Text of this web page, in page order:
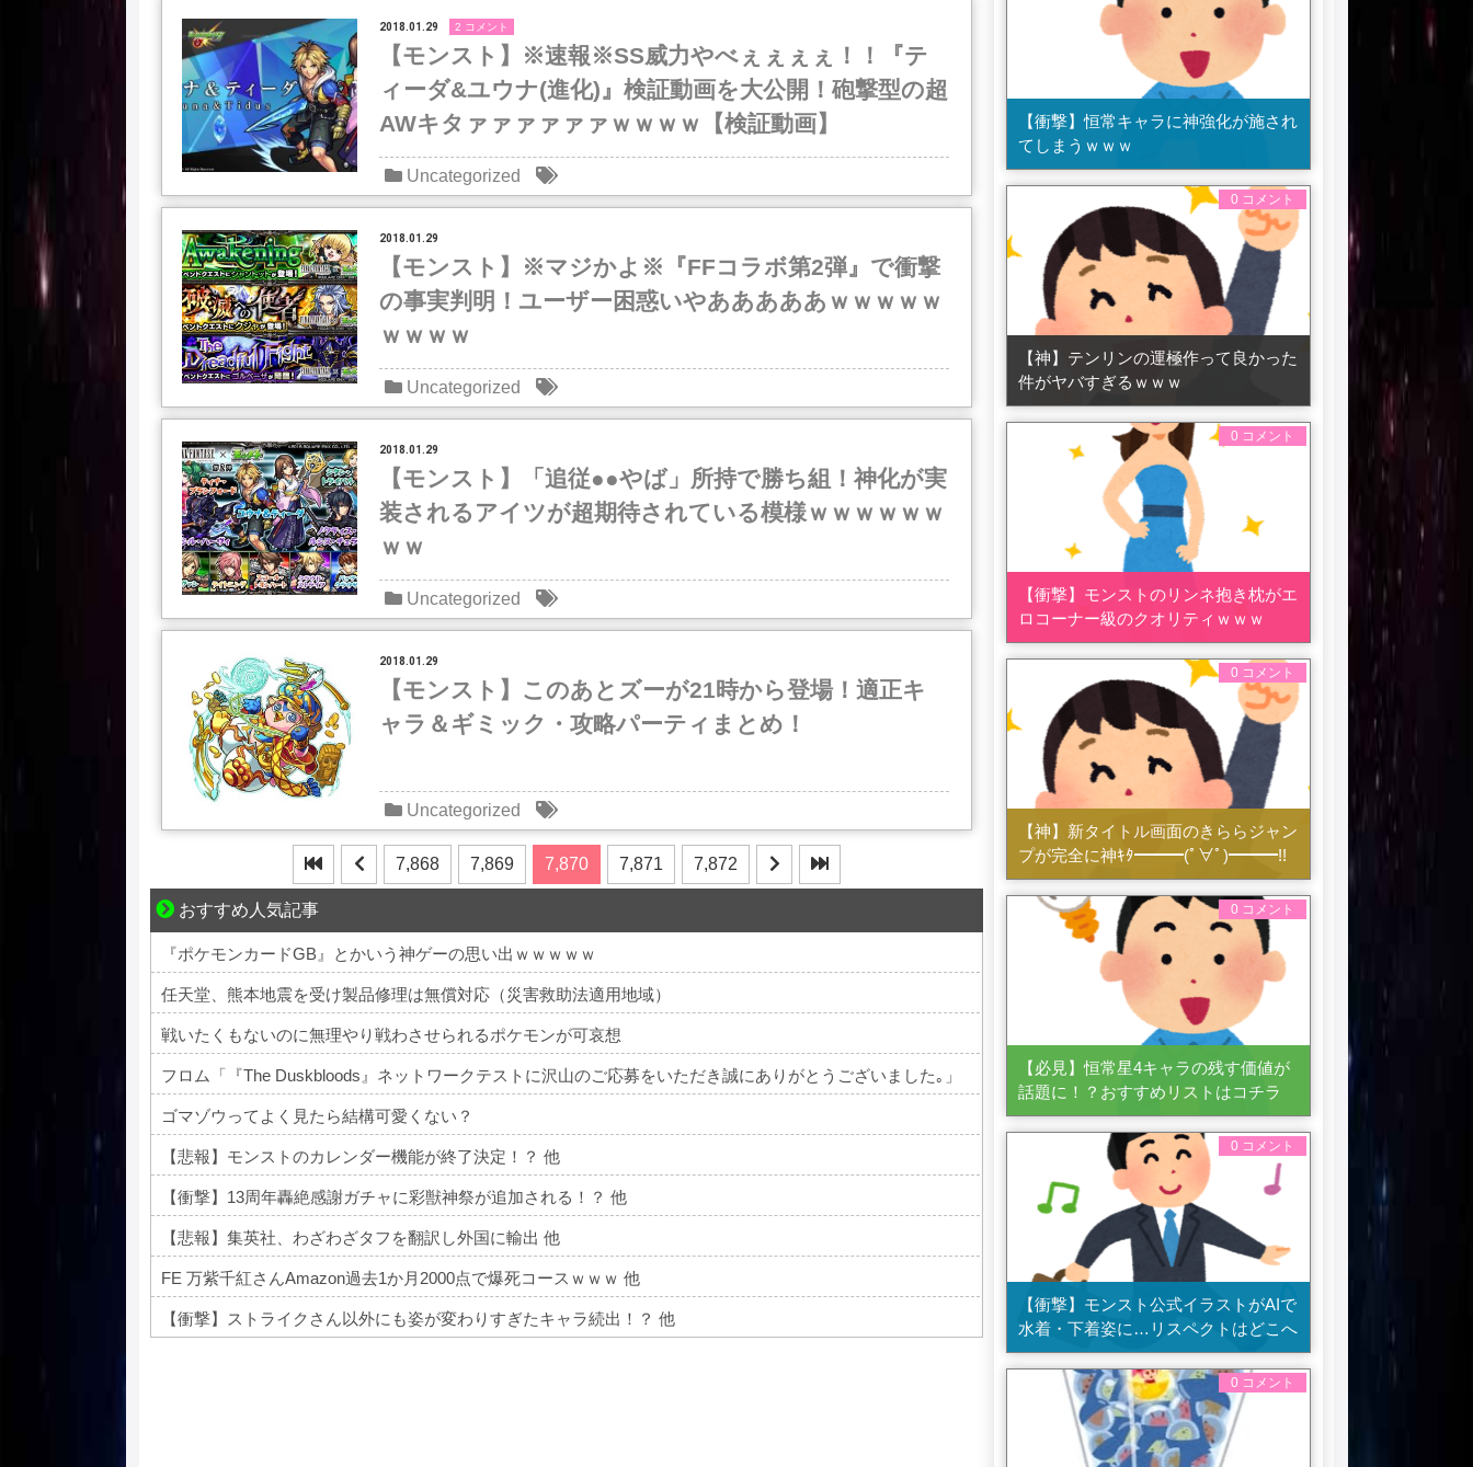
2018.01.29 2 コメント
【モンスト】※速報※SS威力やべぇぇぇぇ！！『テ
ィーダ&ユウナ(進化)』検証動画を大公開！砲撃型の超
AWキタァァァァァァｗｗｗｗ【検証動画】
Uncategorized
2018.01.29
【モンスト】※マジかよ※『FFコラボ第2弾』で衝撃
の事実判明！ユーザー困惑いやあああああｗｗｗｗｗ
ｗｗｗｗ
Uncategorized
2018.01.29
【モンスト】「追従●●やば」所持で勝ち組！神化が実
装されるアイツが超期待されている模様ｗｗｗｗｗｗ
ｗｗ
Uncategorized
2018.01.29
【モンスト】このあとズーが21時から登場！適正キ
ャラ＆ギミック・攻略パーティまとめ！
Uncategorized
7,868 7,869 7,870 7,871 7,872
おすすめ人気記事
好青年の片思いが壊れていくまで
『ポケモンカードGB』とかいう神ゲーの思い出ｗｗｗｗｗ
任天堂、熊本地震を受け製品修理は無償対応（災害救助法適用地域）
戦いたくもないのに無理やり戦わさせられるポケモンが可哀想
フロム「『The Duskbloods』ネットワークテストに沢山のご応募をいただき誠にありがとうございました｡」
ゴマゾウってよく見たら結構可愛くない？
【悲報】モンストのカレンダー機能が終了決定！？ 他
【衝撃】13周年轟絶感謝ガチャに彩獣神祭が追加される！？ 他
【悲報】集英社、わざわざタフを翻訳し外国に輸出 他
FE 万紫千紅さんAmazon過去1か月2000点で爆死コースｗｗｗ 他
【衝撃】ストライクさん以外にも姿が変わりすぎたキャラ続出！？ 他
【衝撃】恒常キャラに神強化が施され
てしまうｗｗｗ
0 コメント
【神】テンリンの運極作って良かった
件がヤバすぎるｗｗｗ
0 コメント
【衝撃】モンストのリンネ抱き枕がエ
ロコーナー級のクオリティｗｗｗ
0 コメント
【神】新タイトル画面のきららジャン
プが完全に神ｷﾀ━━━(ﾟ∀ﾟ)━━━!!
0 コメント
【必見】恒常星4キャラの残す価値が
話題に！？おすすめリストはコチラ
0 コメント
【衝撃】モンスト公式イラストがAIで
水着・下着姿に…リスペクトはどこへ
0 コメント